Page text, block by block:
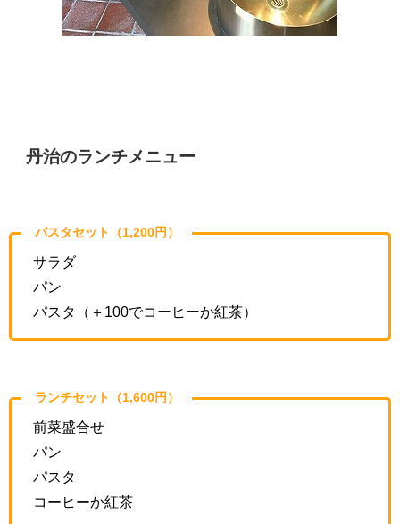
丹治のランチメニュー
パスタセット（1,200円）
サラダ
パン
パスタ（＋100でコーヒーか紅茶）
ランチセット（1,600円）
前菜盛合せ
パン
パスタ
コーヒーか紅茶